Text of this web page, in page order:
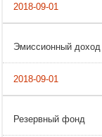
Эмиссионный доход
Резервный фонд